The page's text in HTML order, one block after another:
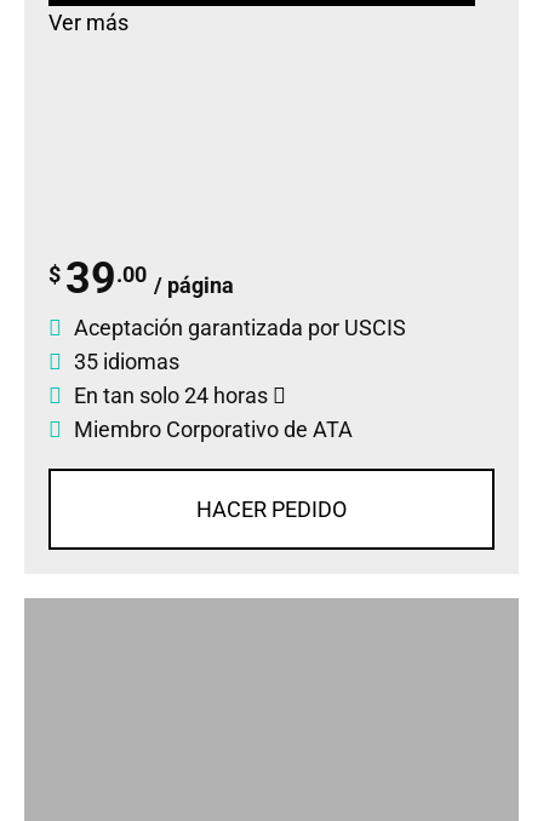
Ver más
$ 39.00 / página
Aceptación garantizada por USCIS
35 idiomas
En tan solo 24 horas
Miembro Corporativo de ATA
HACER PEDIDO